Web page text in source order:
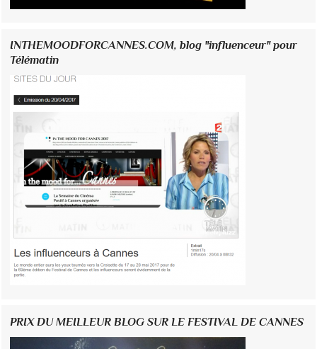
INTHEMOODFORCANNES.COM, blog "influenceur" pour
Télématin
PRIX DU MEILLEUR BLOG SUR LE FESTIVAL DE CANNES